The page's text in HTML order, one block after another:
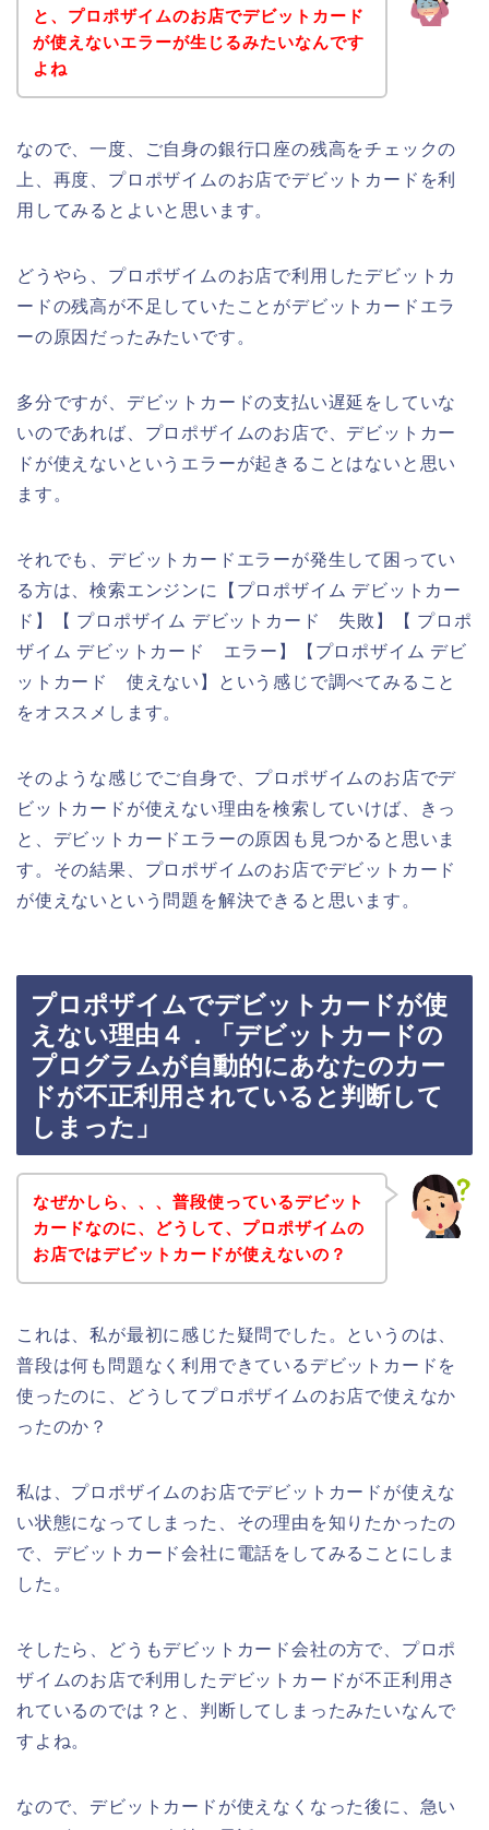
と、プロポザイムのお店でデビットカード
が使えないエラーが生じるみたいなんです
よね
なので、一度、ご自身の銀行口座の残高をチェックの
上、再度、プロポザイムのお店でデビットカードを利
用してみるとよいと思います。
どうやら、プロポザイムのお店で利用したデビットカ
ードの残高が不足していたことがデビットカードエラ
ーの原因だったみたいです。
多分ですが、デビットカードの支払い遅延をしていな
いのであれば、プロポザイムのお店で、デビットカー
ドが使えないというエラーが起きることはないと思い
ます。
それでも、デビットカードエラーが発生して困ってい
る方は、検索エンジンに【プロポザイム デビットカー
ド】【 プロポザイム デビットカード 失敗】【 プロポ
ザイム デビットカード エラー】【プロポザイム デビ
ットカード 使えない】という感じで調べてみること
をオススメします。
そのような感じでご自身で、プロポザイムのお店でデ
ビットカードが使えない理由を検索していけば、きっ
と、デビットカードエラーの原因も見つかると思いま
す。その結果、プロポザイムのお店でデビットカード
が使えないという問題を解決できると思います。
プロポザイムでデビットカードが使
えない理由４．「デビットカードの
プログラムが自動的にあなたのカー
ドが不正利用されていると判断して
しまった」
なぜかしら、、、普段使っているデビット
カードなのに、どうして、プロポザイムの
お店ではデビットカードが使えないの？
これは、私が最初に感じた疑問でした。というのは、
普段は何も問題なく利用できているデビットカードを
使ったのに、どうしてプロポザイムのお店で使えなか
ったのか？
私は、プロポザイムのお店でデビットカードが使えな
い状態になってしまった、その理由を知りたかったの
で、デビットカード会社に電話をしてみることにしま
した。
そしたら、どうもデビットカード会社の方で、プロポ
ザイムのお店で利用したデビットカードが不正利用さ
れているのでは？と、判断してしまったみたいなんで
すよね。
なので、デビットカードが使えなくなった後に、急い